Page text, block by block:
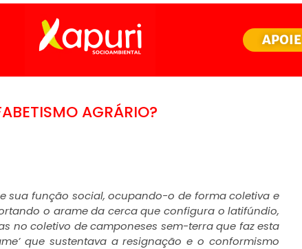
APOIE
AGRÁRIO?
sua função social, ocupando-o de forma coletiva e
o arame da cerca que configura o latifúndio,
no coletivo de camponeses sem-terra que faz esta
que sustentava a resignação e o conformismo